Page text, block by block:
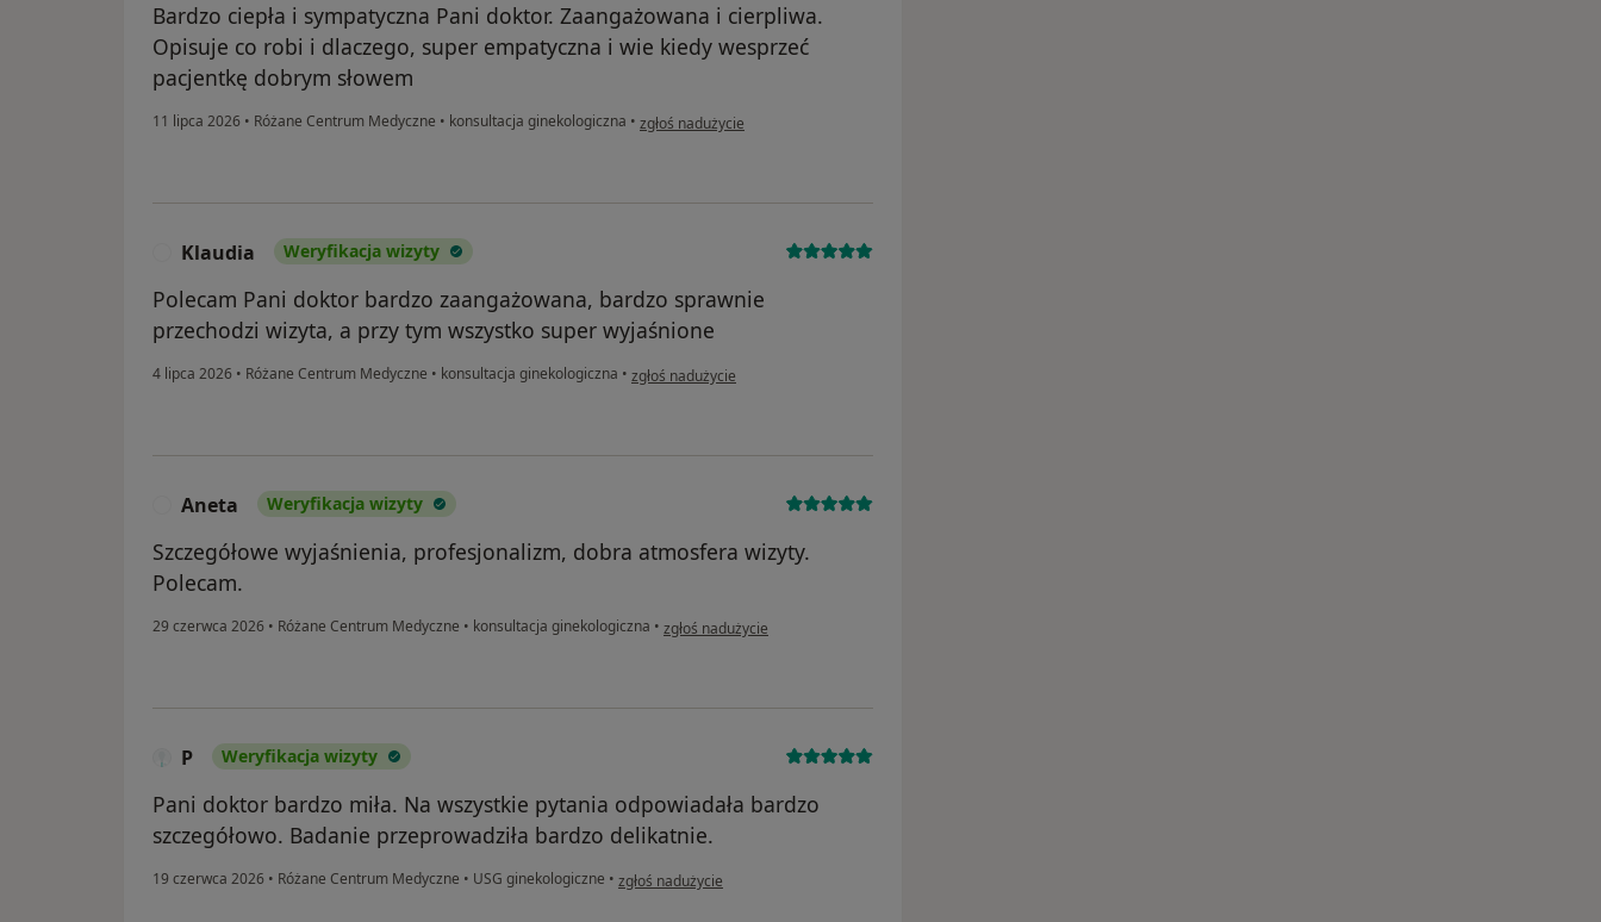
Bardzo ciepła i sympatyczna Pani doktor. Zaangażowana i cierpliwa.
Opisuje co robi i dlaczego, super empatyczna i wie kiedy wesprzeć
pacjentkę dobrym słowem
11 lipca 2026 • Różane Centrum Medyczne • konsultacja ginekologiczna • w opinii użytkownika Natalia
zgłoś nadużycie
Klaudia Weryfikacja wizyty
Polecam Pani doktor bardzo zaangażowana, bardzo sprawnie
przechodzi wizyta, a przy tym wszystko super wyjaśnione
4 lipca 2026 • Różane Centrum Medyczne • konsultacja ginekologiczna • w opinii użytkownika Klaudia
zgłoś nadużycie
Aneta Weryfikacja wizyty
Szczegółowe wyjaśnienia, profesjonalizm, dobra atmosfera wizyty.
Polecam.
29 czerwca 2026 • Różane Centrum Medyczne • konsultacja ginekologiczna • w opinii użytkownika Aneta
zgłoś nadużycie
P Weryfikacja wizyty
Pani doktor bardzo miła. Na wszystkie pytania odpowiadała bardzo
szczegółowo. Badanie przeprowadziła bardzo delikatnie.
19 czerwca 2026 • Różane Centrum Medyczne • USG ginekologiczne • w opinii użytkownika P
zgłoś nadużycie